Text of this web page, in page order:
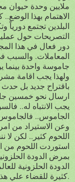
ملايين وحدة حيوان
الاهتمام بهذا
البلدين تجتمع دورياً
التصريحات حول
دور فعال في هذا
المعاملات. والسبب في
ولهذا يجب اقامة
باقتراح جديد بل
ارسال نحو خمسين
يجب الانتباه له..
الجاموس.. فالجاموس
وعن الاستيراد من
اللحوم كثير.. لكن لا
استوردت اللحوم من
بمرض الدودة
كثيرة للقضاء علي هذه الذبابة المستوردة.